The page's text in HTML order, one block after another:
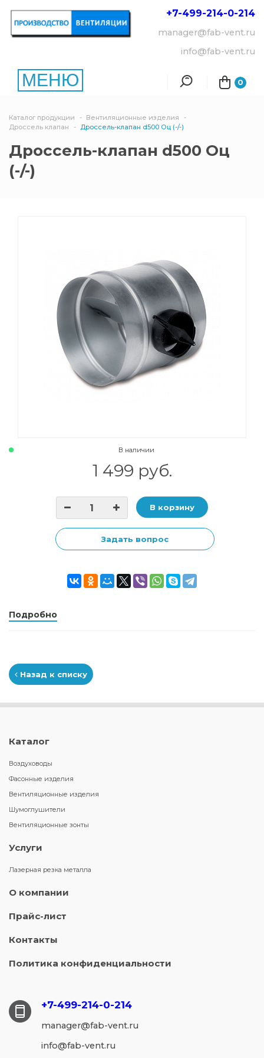
МЕНЮ 0
+7-499-214-0-214
manager@fab-vent.ru
info@fab-vent.ru
Каталог продукции
Вентиляционные изделия
Дроссель клапан
Дроссель-клапан d500 Оц (-/-)
Дроссель-клапан d500 Оц
(-/-)
В наличии
1 499 руб.
В корзину
Задать вопрос
Подробно
Назад к списку
Каталог
Воздуховоды
Фасонные изделия
Вентиляционные изделия
Шумоглушители
Вентиляционные зонты
Услуги
Лазерная резка металла
О компании
Прайс-лист
Контакты
Политика конфиденциальности
+7-499-214-0-214
manager@fab-vent.ru
info@fab-vent.ru